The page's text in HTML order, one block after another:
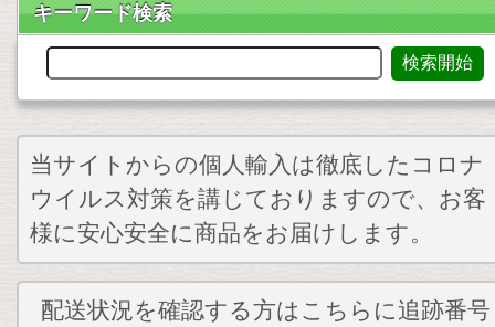
キーワード検索
当サイトからの個人輸入は徹底したコロナ
ウイルス対策を講じておりますので、お客
様に安心安全に商品をお届けします。
配送状況を確認する方はこちらに追跡番号